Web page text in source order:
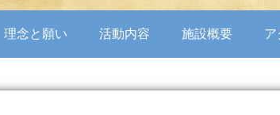
理念と願い 活動内容 施設概要 ア